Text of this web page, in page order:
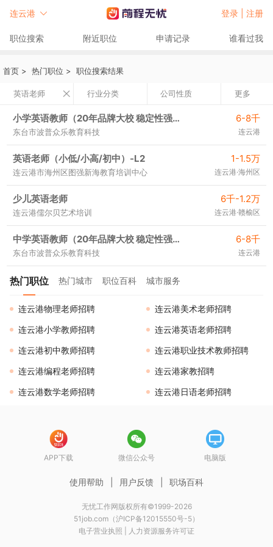
连云港 登录 | 注册
职位搜索 附近职位 申请记录 谁看过我
首页 > 热门职位 > 职位搜索结果
英语老师 行业分类 公司性质 更多
小学英语教师（20年品牌大校 稳定性强） 6-8千
东台市波普众乐教育科技 连云港
英语老师（小低/小高/初中）-L2 1-1.5万
连云港市海州区图强新海教育培训中心 连云港·海州区
少儿英语老师 6千-1.2万
连云港儒尔贝艺术培训 连云港·赣榆区
中学英语教师（20年品牌大校 稳定性强） 6-8千
东台市波普众乐教育科技 连云港
热门职位 热门城市 职位百科 城市服务
连云港物理老师招聘
连云港美术老师招聘
连云港小学教师招聘
连云港英语老师招聘
连云港初中教师招聘
连云港职业技术教师招聘
连云港编程老师招聘
连云港家教招聘
连云港数学老师招聘
连云港日语老师招聘
APP下载 微信公众号 电脑版
使用帮助 用户反馈 职场百科
无忧工作网版权所有©1999-2026
51job.com（沪ICP备12015550号-5）
电子营业执照
人力资源服务许可证